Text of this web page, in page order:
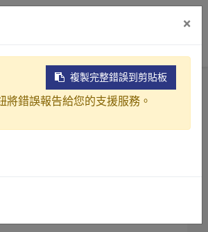
、濃縮、脫水、乾燥處理設備
板廂式 / 膜片式壓濾脫水機
式壓濾脫水機
×
複製完整錯誤到剪貼板
將錯誤報告給您的支援服務。